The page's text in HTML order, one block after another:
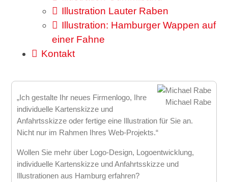
Illustration Lauter Raben
Illustration: Hamburger Wappen auf
einer Fahne
Kontakt
Michael Rabe
„Ich gestalte Ihr neues Firmenlogo, Ihre
individuelle Kartenskizze und
Anfahrtsskizze oder fertige eine Illustration für Sie an.
Nicht nur im Rahmen Ihres Web-Projekts.“
Wollen Sie mehr über Logo-Design, Logoentwicklung,
individuelle Kartenskizze und Anfahrtsskizze und
Illustrationen aus Hamburg erfahren?